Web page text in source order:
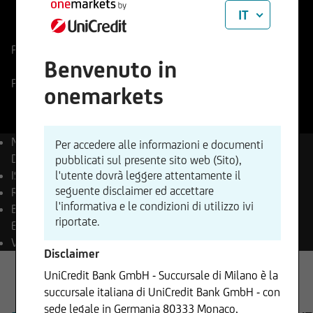
US0079031078
Codice di Negoziazione
863186
Prezzo di riferimento
-1,72%
Prezzo ritardato
Nome
Advanced Micro
Devices Inc.
ISIN
US0079031078
Reuters
AMD.OQ
Bloomberg AMD UW
Equity
Valuta
USD
IT
Benvenuto in
onemarkets
Per accedere alle informazioni e documenti
pubblicati sul presente sito web (Sito),
l'utente dovrà leggere attentamente il
seguente disclaimer ed accettare
l'informativa e le condizioni di utilizzo ivi
riportate.
Disclaimer
UniCredit Bank GmbH - Succursale di Milano è la
succursale italiana di UniCredit Bank GmbH - con
sede legale in Germania 80333 Monaco,